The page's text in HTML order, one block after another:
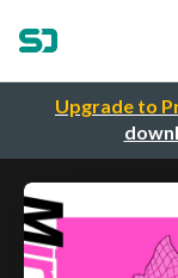
Upgrade to